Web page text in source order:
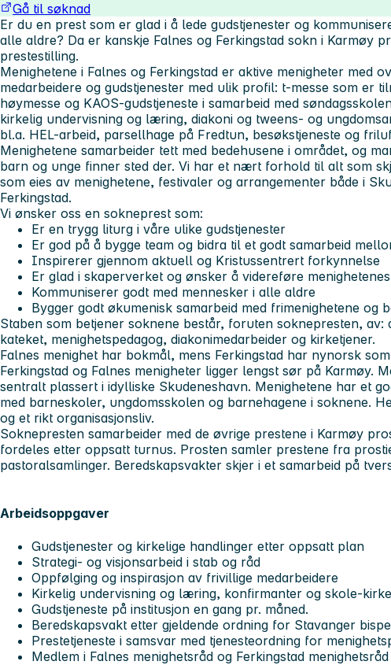
Gå til søknad
Er du en prest som er glad i å lede gudstjenester og
alle aldre? Da er kanskje Falnes og Ferkingstad sokn i Karmøy
prestestilling.
Menighetene i Falnes og Ferkingstad er aktive menigheter med
medarbeidere og gudstjenester med ulik profil: t-messe som er
høymesse og KAOS-gudstjeneste i samarbeid med
kirkelig undervisning og læring, diakoni og tweens- og
bl.a. HEL-arbeid, parsellhage på Fredtun, besøkstjeneste og
Menighetene samarbeider tett med bedehusene i området, og
barn og unge finner sted der. Vi har et nært forhold til alt som
som eies av menighetene, festivaler og arrangementer både i
Ferkingstad.
Vi ønsker oss en sokneprest som:
Er en trygg liturg i våre ulike gudstjenester
Er god på å bygge team og bidra til et godt samarbeid
Inspirerer gjennom aktuell og Kristussentrert forkynnelse
Er glad i skaperverket og ønsker å videreføre
Kommuniserer godt med mennesker i alle aldre
Bygger godt økumenisk samarbeid med frimenighetene og
Staben som betjener soknene består, foruten soknepresten, av:
kateket, menighetspedagog, diakonimedarbeider og kirketjener.
Falnes menighet har bokmål, mens Ferkingstad har nynorsk
Ferkingstad og Falnes menigheter ligger lengst sør på Karmøy.
sentralt plassert i idylliske Skudeneshavn. Menighetene har et
med barneskoler, ungdomsskolen og barnehagene i soknene.
og et rikt organisasjonsliv.
Soknepresten samarbeider med de øvrige prestene i Karmøy
fordeles etter oppsatt turnus. Prosten samler prestene fra
pastoralsamlinger. Beredskapsvakter skjer i et samarbeid på
Arbeidsoppgaver
Gudstjenester og kirkelige handlinger etter oppsatt plan
Strategi- og visjonsarbeid i stab og råd
Oppfølging og inspirasjon av frivillige medarbeidere
Kirkelig undervisning og læring, konfirmanter og skole-
Gudstjeneste på institusjon en gang pr. måned.
Beredskapsvakt etter gjeldende ordning for Stavanger
Prestetjeneste i samsvar med tjenesteordning for
Medlem i Falnes menighetsråd og Ferkingstad menighetsråd